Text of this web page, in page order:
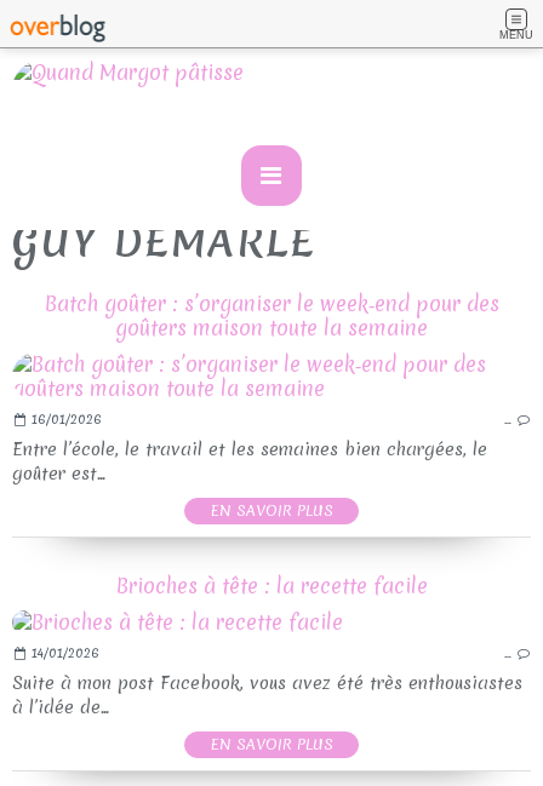
MENU
GUY DEMARLE
Batch goûter : s’organiser le week‑end pour des
goûters maison toute la semaine
16/01/2026 …
Entre l’école, le travail et les semaines bien chargées, le
goûter est...
EN SAVOIR PLUS
Brioches à tête : la recette facile
14/01/2026 …
Suite à mon post Facebook, vous avez été très enthousiastes
à l’idée de...
EN SAVOIR PLUS